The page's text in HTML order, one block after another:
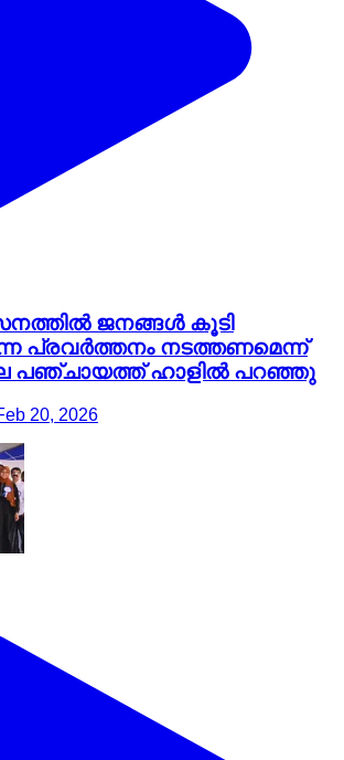
ജനങ്ങൾ കൂടി
പ്രവർത്തനം നടത്തണമെന്ന്
പഞ്ചായത്ത് ഹാളിൽ പറഞ്ഞു
20, 2026